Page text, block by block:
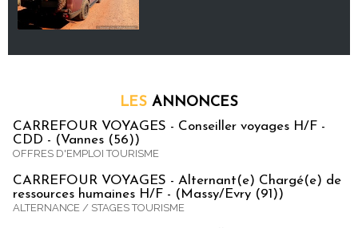
LES ANNONCES
CARREFOUR VOYAGES - Conseiller voyages H/F -
CDD - (Vannes (56))
OFFRES D'EMPLOI TOURISME
CARREFOUR VOYAGES - Alternant(e) Chargé(e) de
ressources humaines H/F - (Massy/Evry (91))
ALTERNANCE / STAGES TOURISME